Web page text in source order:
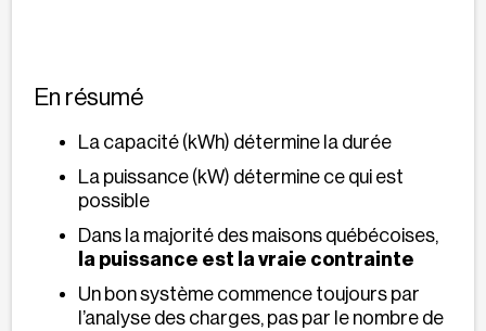
En résumé
La capacité (kWh) détermine la durée
La puissance (kW) détermine ce qui est
possible
Dans la majorité des maisons québécoises,
la puissance est la vraie contrainte
Un bon système commence toujours par
l’analyse des charges, pas par le nombre de